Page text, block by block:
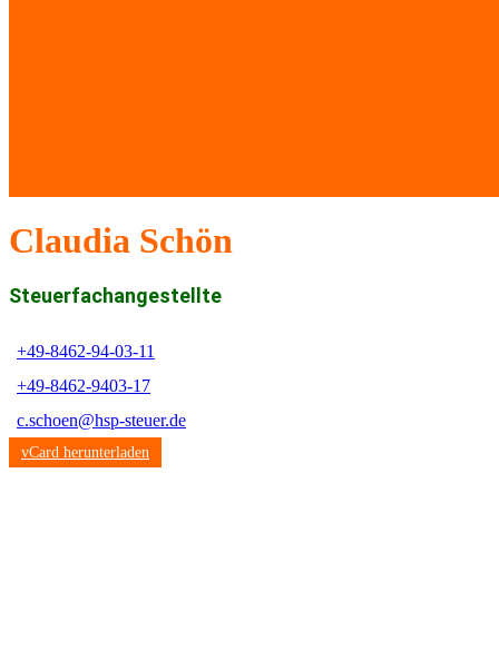
Claudia Schön
Steuer­fach­ange­stellte
+49-8462-94-03-11
+49-8462-9403-17
c.schoen@hsp-steuer.de
vCard herunterladen